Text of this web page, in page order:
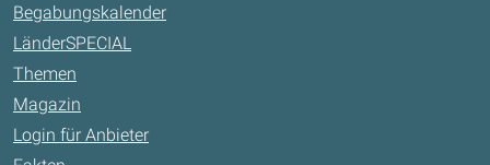
Begabungskalender
LänderSPECIAL
Themen
Magazin
Login für Anbieter